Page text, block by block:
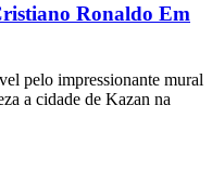
Ronaldo Em
pelo impressionante mural
a cidade de Kazan na